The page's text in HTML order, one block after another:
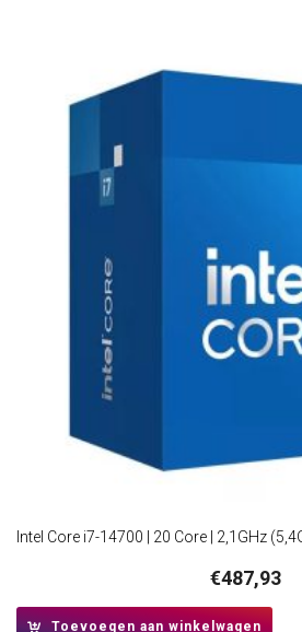
€487,93
Toevoegen aan winkelwagen